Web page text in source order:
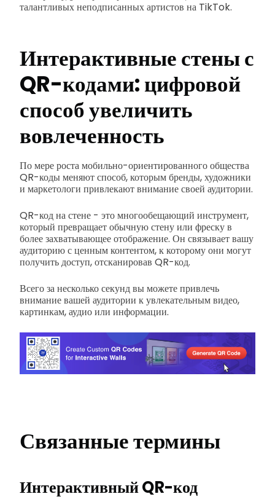
талантливых неподписанных артистов на TikTok.
Интерактивные стены с
QR-кодами: цифровой
способ увеличить
вовлеченность
По мере роста мобильно-ориентированного общества
QR-коды меняют способ, которым бренды, художники
и маркетологи привлекают внимание своей аудитории.
QR-код на стене - это многообещающий инструмент,
который превращает обычную стену или фреску в
более захватывающее отображение. Он связывает вашу
аудиторию с ценным контентом, к которому они могут
получить доступ, отсканировав QR-код.
Всего за несколько секунд вы можете привлечь
внимание вашей аудитории к увлекательным видео,
картинкам, аудио или информации.
Связанные термины
Интерактивный QR-код